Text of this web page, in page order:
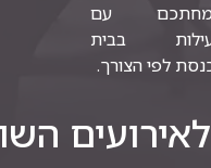
עם
בבית
לפי הצורך.
לאירועים